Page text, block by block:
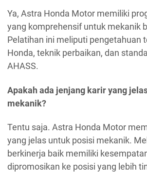
Ya, Astra Honda Motor memiliki
yang komprehensif untuk mekanik
Pelatihan ini meliputi pengetahuan
Honda, teknik perbaikan, dan
AHASS.
Apakah ada jenjang karir yang
mekanik?
Tentu saja. Astra Honda Motor
yang jelas untuk posisi mekanik.
berkinerja baik memiliki
dipromosikan ke posisi yang lebih